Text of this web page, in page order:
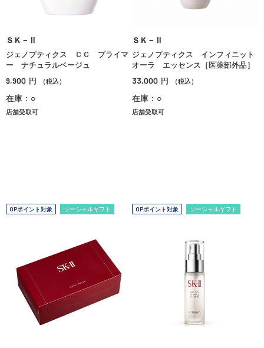
ＳＫ－Ⅱ
ジェノプティクス ＣＣ プライマ
ー ナチュラルベージュ
9,900 円 （税込）
在庫：○
店舗受取可
ＳＫ－Ⅱ
ジェノプティクス インフィニット
オーラ エッセンス［医薬部外品］
33,000 円 （税込）
在庫：○
店舗受取可
OPポイント対象 ソーシャルギフト OPポイント対象 ソーシャルギフト